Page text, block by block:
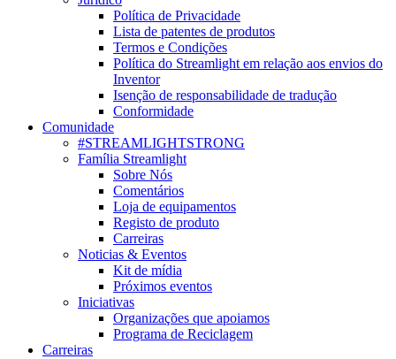
Política de Privacidade
Lista de patentes de produtos
Termos e Condições
Política do Streamlight em relação aos envios do
Inventor
Isenção de responsabilidade de tradução
Conformidade
Comunidade
#STREAMLIGHTSTRONG
Família Streamlight
Sobre Nós
Comentários
Loja de equipamentos
Registo de produto
Carreiras
Noticias & Eventos
Kit de mídia
Próximos eventos
Iniciativas
Organizações que apoiamos
Programa de Reciclagem
Carreiras